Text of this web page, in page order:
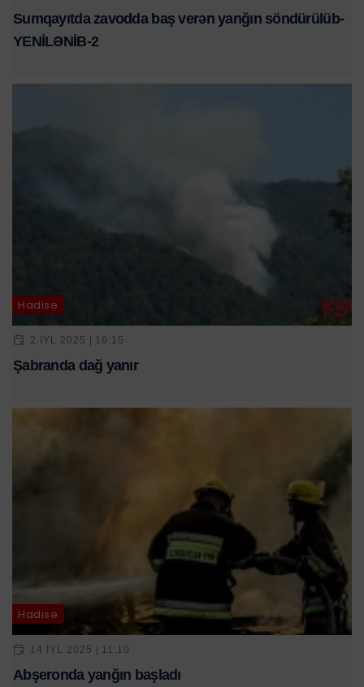
Sumqayıtda zavodda baş verən yanğın söndürülüb-
YENİLƏNİB-2
Hadisə
2 IYL 2025 | 16:15
Şabranda dağ yanır
Hadisə
14 IYL 2025 | 11:10
Abşeronda yanğın başladı